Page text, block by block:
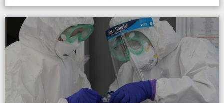
отмечается, что посещение «Тавриды» будет полностью
безопасным. За возможным движением грунтов и камней […]